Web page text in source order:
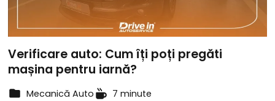
Verificare auto: Cum îți poți pregăti
mașina pentru iarnă?
Mecanică Auto
7 minute